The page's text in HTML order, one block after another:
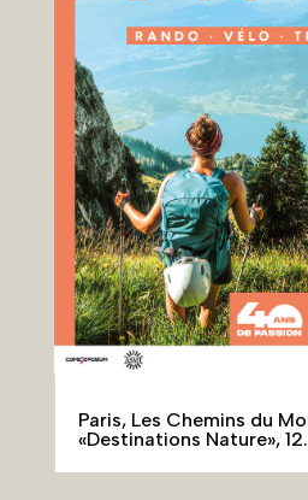
Paris, Les Chemins du
«Destinations Nature»,